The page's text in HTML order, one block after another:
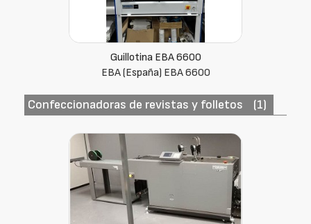
Guillotina EBA 6600
EBA (España) EBA 6600
Confeccionadoras de revistas y folletos (1)